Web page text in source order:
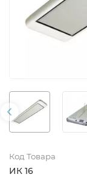
Код Товара
ИК 16